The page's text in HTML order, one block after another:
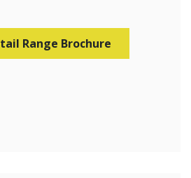
Range Brochure